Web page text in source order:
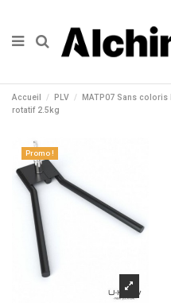
Accueil PLV
MATP07 Sans
rotatif 2.5kg
Promo !